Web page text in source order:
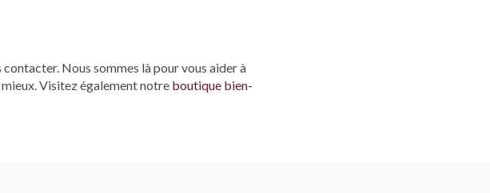
Nous sommes là pour vous aider à
Visitez également notre boutique bien-